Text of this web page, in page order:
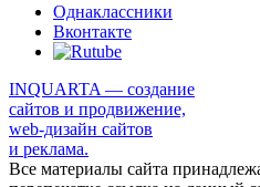
Однаклассники
Вконтакте
INQUARTA — создание
сайтов и продвижение,
web-дизайн сайтов
и реклама.
Все материалы сайта